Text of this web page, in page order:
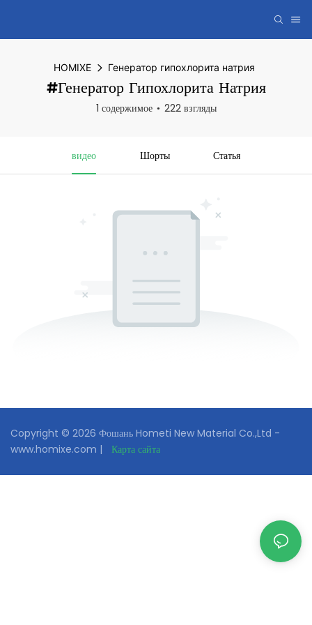
HOMIXE Генератор гипохлорита натрия
#Генератор Гипохлорита Натрия
1 содержимое 222 взгляды
видео Шорты Статья
Copyright © 2026 Фошань Hometi New Material Co.,Ltd -
www.homixe.com |
Карта сайта